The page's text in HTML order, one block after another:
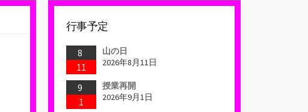
行事予定
8
11
山の日
2026年8月11日
9
1
授業再開
2026年9月1日